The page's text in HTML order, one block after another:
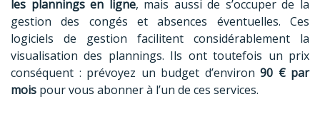
les plannings en ligne, mais aussi de s’occuper de la
gestion des congés et absences éventuelles. Ces
logiciels de gestion facilitent considérablement la
visualisation des plannings. Ils ont toutefois un prix
conséquent : prévoyez un budget d’environ 90 € par
mois pour vous abonner à l’un de ces services.